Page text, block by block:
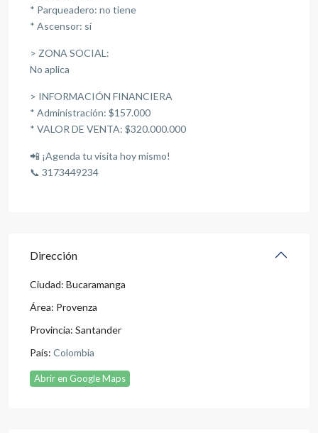
* Parqueadero: no tiene
* Ascensor: sí
> ZONA SOCIAL:
No aplica
> INFORMACIÓN FINANCIERA
* Administración: $157.000
* VALOR DE VENTA: $320.000.000
📲 ¡Agenda tu visita hoy mismo!
📞 3173449234
Dirección
Ciudad: Bucaramanga
Área: Provenza
Provincia: Santander
País: Colombia
Abrir en Google Maps